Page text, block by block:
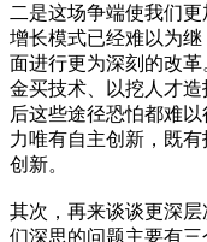
二是这场争端使我们
增长模式已经难以为
面进行更为深刻的改
金买技术、以挖人才
后这些途径恐怕都难
力唯有自主创新，既
创新。
其次，再来谈谈更深
们深思的问题主要有三